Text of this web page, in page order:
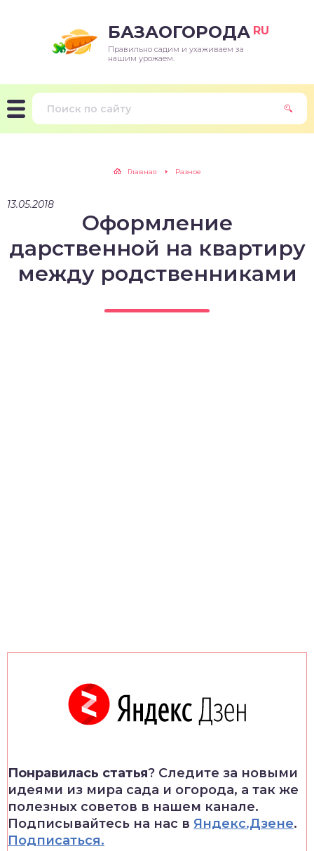
БАЗАОГОРОДА RU
Правильно садим и ухаживаем за
нашим урожаем.
Главная Разное
13.05.2018
Оформление
дарственной на квартиру
между родственниками
Понравилась статья? Следите за новыми
идеями из мира сада и огорода, а так же
полезных советов в нашем канале.
Подписывайтесь на нас в Яндекс.Дзене.
Подписаться.